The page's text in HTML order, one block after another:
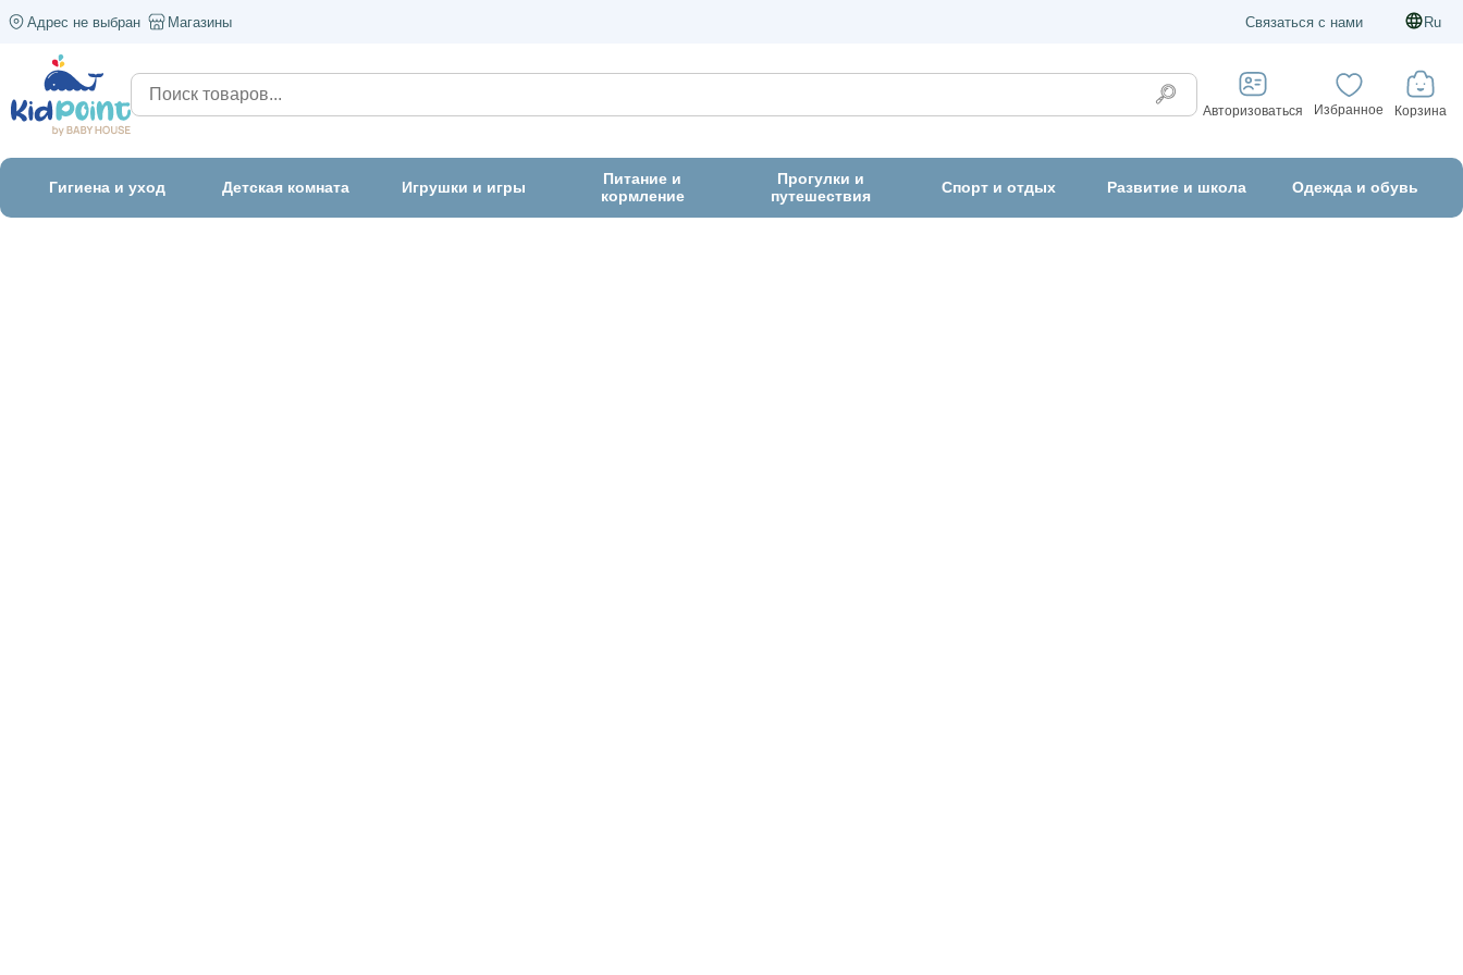
Адрес не выбран Магазины Связаться с нами Ru
Авторизоваться Избранное Корзина
Гигиена и уход Детская комната Игрушки и игры
Питание и
кормление
Прогулки и
путешествия
Спорт и отдых Развитие и школа Одежда и обувь